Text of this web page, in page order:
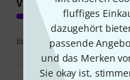
fluffiges
dazugehört
passende
und das Merken
Sie okay ist,
VERARBEITUNG
Bewertungsrichtlinien